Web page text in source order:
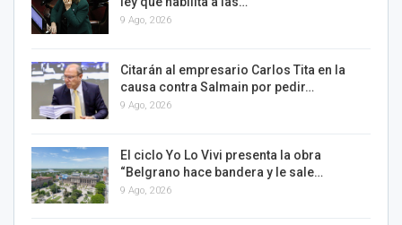
9 Ago, 2026
Citarán al empresario Carlos Tita en la
causa contra Salmain por pedir…
9 Ago, 2026
El ciclo Yo Lo Vivi presenta la obra
“Belgrano hace bandera y le sale…
9 Ago, 2026